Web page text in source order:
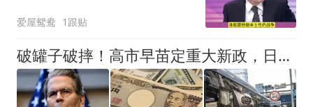
爱屋鸳鸯 1跟贴
破罐子破摔！高市早苗定重大新政，日本民众：拿国运当政治赌注？